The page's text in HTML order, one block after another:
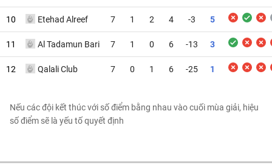
10 Etehad Alreef 7 1 2 4 -3 5
11 Al Tadamun Bari 7 1 0 6 -13 3
12 Qalali Club 7 0 1 6 -25 1
Nếu các đội kết thúc với số điểm bằng nhau vào cuối mùa giải, hiệu
số điểm sẽ là yếu tố quyết định